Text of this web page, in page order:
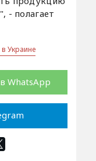
- полагает
Украине
WhatsApp